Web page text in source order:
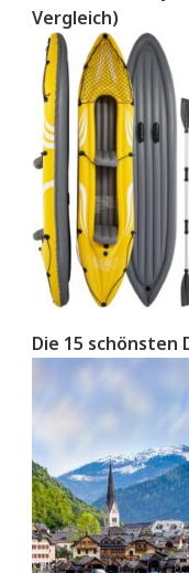
Vergleich)
Die 15 schönsten